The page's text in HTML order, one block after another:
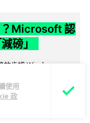
使用
政
Microsoft 認
磅」
於肯認 Windows
電腦一開機閒置已